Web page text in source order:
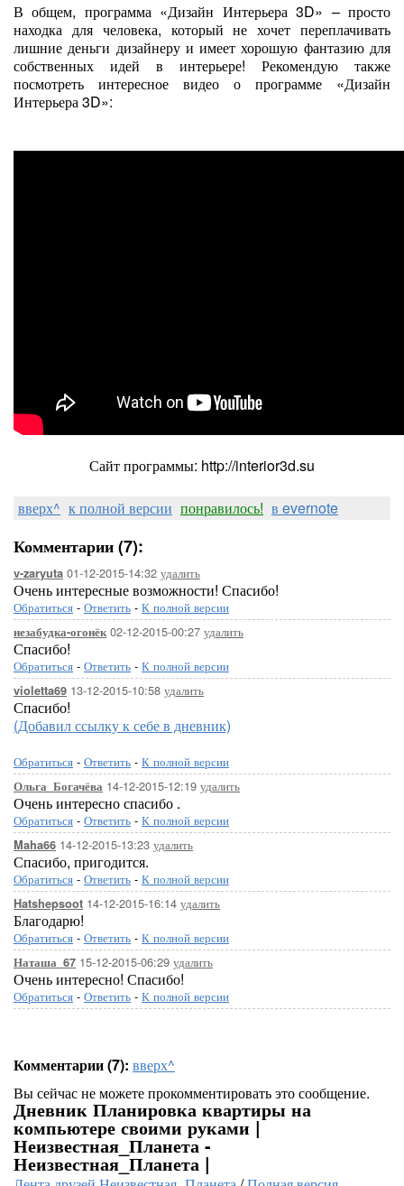
В общем, программа «Дизайн Интерьера 3D» – просто
находка для человека, который не хочет переплачивать
лишние деньги дизайнеру и имеет хорошую фантазию для
собственных идей в интерьере! Рекомендую также
посмотреть интересное видео о программе «Дизайн
Интерьера 3D»:
Сайт программы: http://interior3d.su
вверх^ к полной версии понравилось! в evernote
Комментарии (7):
v-zaryuta 01-12-2015-14:32 удалить
Очень интересные возможности! Спасибо!
Обратиться - Ответить - К полной версии
незабудка-огонёк02-12-2015-00:27 удалить
Спасибо!
Обратиться - Ответить - К полной версии
violetta69 13-12-2015-10:58 удалить
Спасибо!
(Добавил ссылку к себе в дневник)
Обратиться - Ответить - К полной версии
Ольга_Богачёва 14-12-2015-12:19 удалить
Очень интересно спасибо .
Обратиться - Ответить - К полной версии
Maha66 14-12-2015-13:23 удалить
Спасибо, пригодится.
Обратиться - Ответить - К полной версии
Hatshepsoot 14-12-2015-16:14 удалить
Благодарю!
Обратиться - Ответить - К полной версии
Наташа_67 15-12-2015-06:29 удалить
Очень интересно! Спасибо!
Обратиться - Ответить - К полной версии
Комментарии (7): вверх^
Вы сейчас не можете прокомментировать это сообщение.
Дневник Планировка квартиры на
компьютере своими руками |
Неизвестная_Планета -
Неизвестная_Планета |